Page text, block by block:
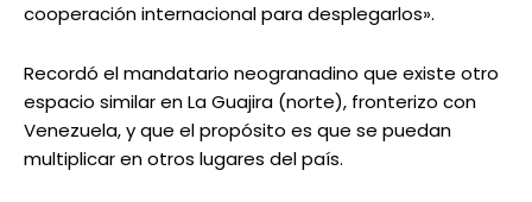
cooperación internacional para desplegarlos».
Recordó el mandatario neogranadino que existe otro
espacio similar en La Guajira (norte), fronterizo con
Venezuela, y que el propósito es que se puedan
multiplicar en otros lugares del país.